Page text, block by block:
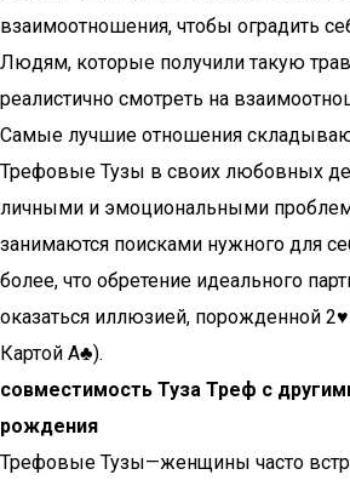
взаимоотношения, чтобы оградить
Людям, которые получили такую
реалистично смотреть на
Самые лучшие отношения
Трефовые Тузы в своих любовных
личными и эмоциональными
занимаются поисками нужного для
более, что обретение идеального
оказаться иллюзией, порожденной
Картой A♣).
совместимость Туза Треф с
рождения
Трефовые Тузы—женщины часто